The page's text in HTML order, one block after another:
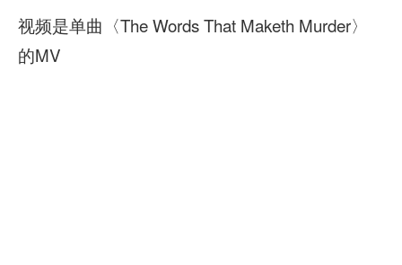
视频是单曲〈The Words That Maketh Murder〉
的MV